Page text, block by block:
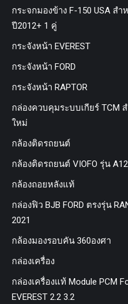
กระจกมองข้าง F-150 USA สำ
ปี2012+ 1 คู่
กระจังหน้า EVEREST
กระจังหน้า FORD
กระจังหน้า RAPTOR
กล่องควบคุมระบบเกียร์ TCM
ใหม่
กล้องติดรถยนต์
กล้องติดรถยนต์ VIOFO รุ่น
กล้องถอยหลังแท้
กล่องฟิว BJB FORD ตรงรุ่น
2021
กล้องมองรอบคัน 360องศา
กล่องเครื่อง
กล่องเครื่องแท้ Module PCM
EVEREST 2.2 3.2